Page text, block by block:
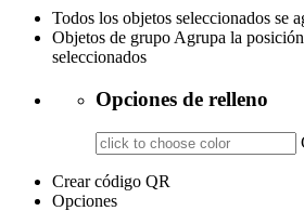
Todos los objetos seleccionados se
Objetos de grupo Agrupa la
seleccionados
Opciones de relleno
Crear código QR
Opciones